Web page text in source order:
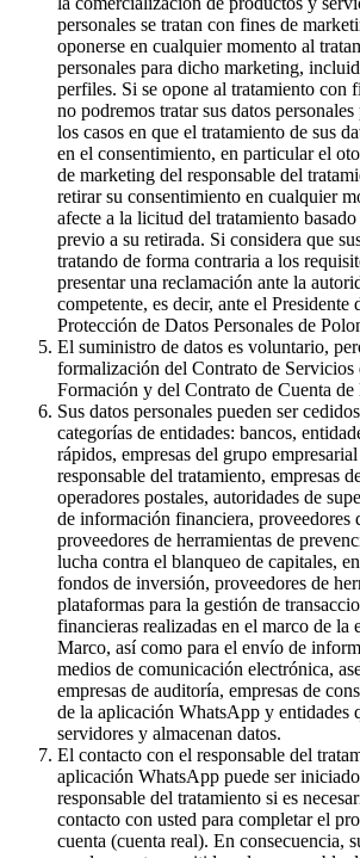
personales se tratan con fines de
oponerse en cualquier momento al
personales para dicho marketing,
perfiles. Si se opone al tratamiento con
no podremos tratar sus datos
los casos en que el tratamiento de sus
en el consentimiento, en particular el
de marketing del responsable del
retirar su consentimiento en cualquier
afecte a la licitud del tratamiento
previo a su retirada. Si considera que
tratando de forma contraria a los
presentar una reclamación ante la
competente, es decir, ante el Presidente
Protección de Datos Personales de
El suministro de datos es voluntario,
formalización del Contrato de
Formación y del Contrato de Cuenta de
Sus datos personales pueden ser
categorías de entidades: bancos,
rápidos, empresas del grupo
responsable del tratamiento, empresas
operadores postales, autoridades de
de información financiera, proveedores
proveedores de herramientas de
lucha contra el blanqueo de capitales,
fondos de inversión, proveedores de
plataformas para la gestión de
financieras realizadas en el marco de la
Marco, así como para el envío de
medios de comunicación electrónica,
empresas de auditoría, empresas de
de la aplicación WhatsApp y entidades
servidores y almacenan datos.
El contacto con el responsable del
aplicación WhatsApp puede ser
responsable del tratamiento si es
contacto con usted para completar el
cuenta (cuenta real). En consecuencia,